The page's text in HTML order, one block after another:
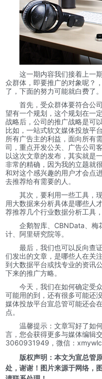
这一期内容我们接着上一
众群体，即要推广的对象呢？
了，下面的努力可能就白费了。
首先，受众群体要符合公
望有一个规划，这个规划在一
战略后，公司的推广战略是可
比如，一站式软文媒体投放平
所有广告主的利益，面向所有
司，重点开发公关、广告公司
以这次文章的发布，其实就是
非常的精确，因为我的立题就
和对这个感兴趣的用户才会点
去推荐给有需要的人。
其次，要利用一些工具，
用大数据来分析具体是哪些人
荐推荐几个行业数据分析工具，
企鹅智库、CBNData、梅
计、阿里研究院等。
最后，我们也可以反向查
们发出的文章，是哪些人在关
到大数据平台或找专业的资讯
下来的推广方略。
今天，我们在如何确定受
可能用的到，还有很多可能还
媒体投放平台宣总管可能还会
点。
温馨提示：文章写好了如
言，您会获得更多与媒体编辑
3060931949，微信：
版权声明：本文为宣总管
处，谢谢！图片来源于网络，